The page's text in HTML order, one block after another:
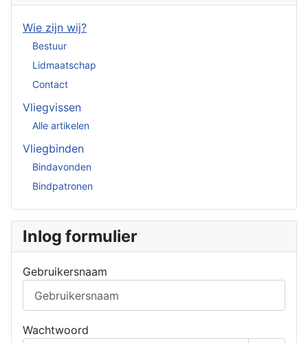
Wie zijn wij?
Bestuur
Lidmaatschap
Contact
Vliegvissen
Alle artikelen
Vliegbinden
Bindavonden
Bindpatronen
Inlog formulier
Gebruikersnaam
Wachtwoord